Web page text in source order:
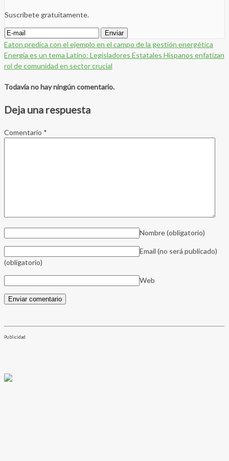
Suscríbete gratuitamente.
Eaton predica con el ejemplo en el campo de la gestión energética
Energía es un tema Latino: Legisladores Estatales Hispanos enfatizan
rol de comunidad en sector crucial
Todavía no hay ningún comentario.
Deja una respuesta
Comentario *
Nombre(obligatorio)
Email (no será publicado)
(obligatorio)
Web
Publicidad